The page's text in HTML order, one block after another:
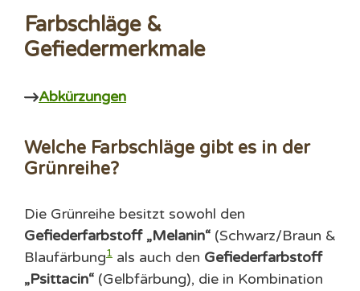
Farbschläge &
Gefiedermerkmale
Abkürzungen
Welche Farbschläge gibt es in der
Grünreihe?
Die Grünreihe besitzt sowohl den
Gefiederfarbstoff „Melanin“ (Schwarz/Braun &
Blaufärbung1 als auch den Gefiederfarbstoff
„Psittacin“ (Gelbfärbung), die in Kombination